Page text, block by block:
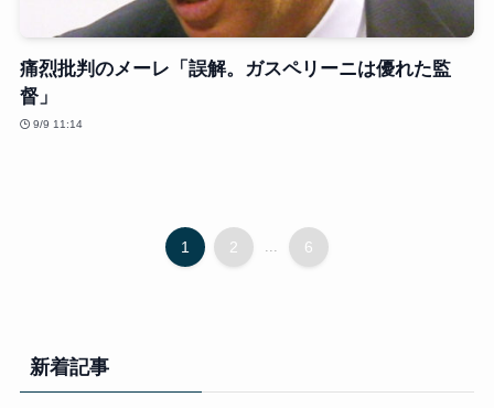
痛烈批判のメーレ「誤解。ガスペリーニは優れた監
督」
9/9 11:14
1 2 ... 6
新着記事